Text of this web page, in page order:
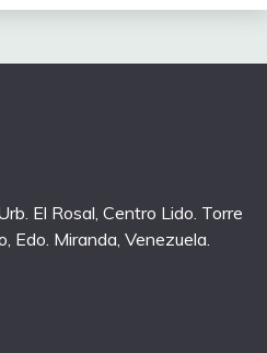
El Rosal, Centro Lido. Torre
Edo. Miranda, Venezuela.